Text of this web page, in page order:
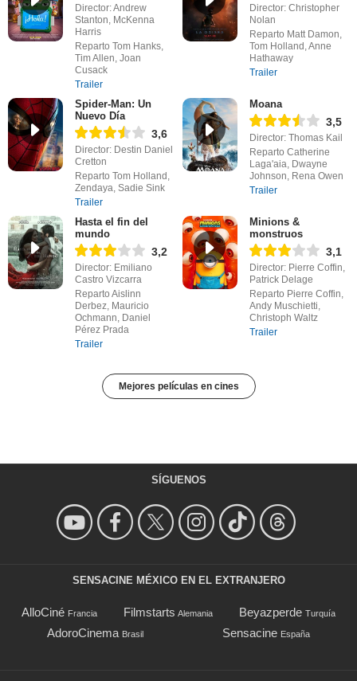
Director: Andrew
Stanton, McKenna
Harris
Reparto Tom Hanks,
Tim Allen, Joan
Cusack
Trailer
Director: Christopher
Nolan
Reparto Matt Damon,
Tom Holland, Anne
Hathaway
Trailer
Spider-Man: Un
Nuevo Día
3,6
Director: Destin Daniel
Cretton
Reparto Tom Holland,
Zendaya, Sadie Sink
Trailer
Moana
3,5
Director: Thomas Kail
Reparto Catherine
Laga'aia, Dwayne
Johnson, Rena Owen
Trailer
Hasta el fin del
mundo
3,2
Director: Emiliano
Castro Vizcarra
Reparto Aislinn
Derbez, Mauricio
Ochmann, Daniel
Pérez Prada
Trailer
Minions &
monstruos
3,1
Director: Pierre Coffin,
Patrick Delage
Reparto Pierre Coffin,
Andy Muschietti,
Christoph Waltz
Trailer
Mejores películas en cines
SÍGUENOS
SENSACINE MÉXICO EN EL EXTRANJERO
AlloCiné Francia Filmstarts Alemania Beyazperde Turquía
AdoroCinema Brasil Sensacine España